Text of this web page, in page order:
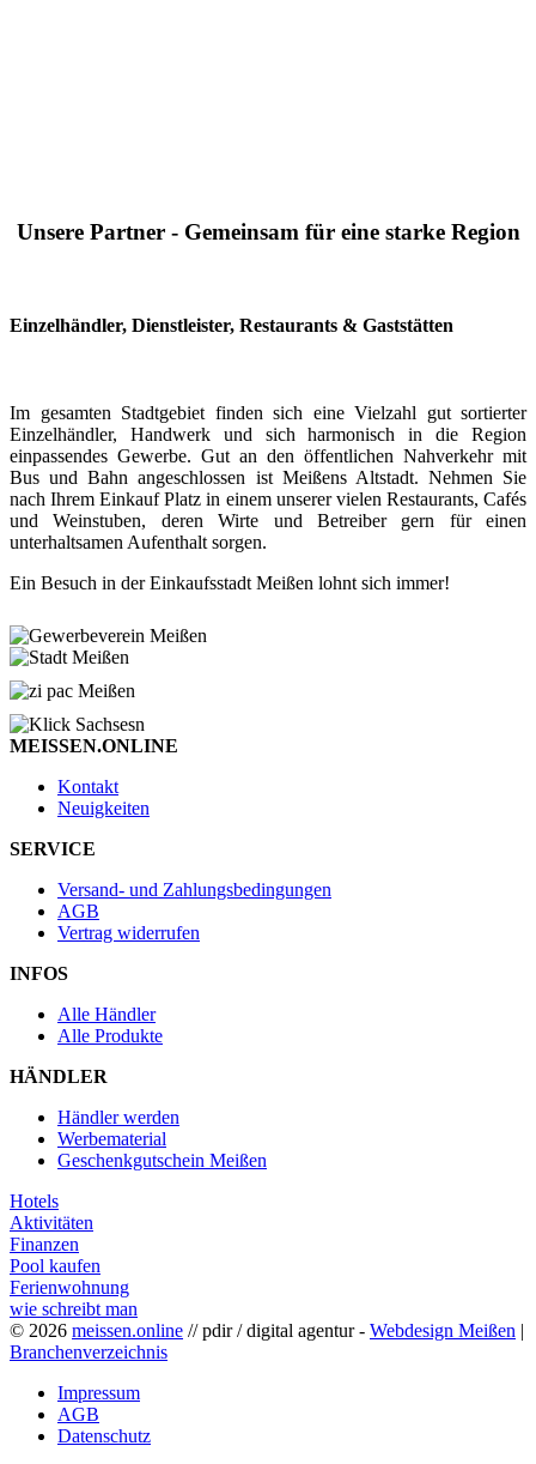
Unsere Partner - Gemeinsam für eine starke Region
Einzelhändler, Dienstleister, Restaurants & Gaststätten
Im gesamten Stadtgebiet finden sich eine Vielzahl gut sortierter
Einzelhändler, Handwerk und sich harmonisch in die Region
einpassendes Gewerbe. Gut an den öffentlichen Nahverkehr mit
Bus und Bahn angeschlossen ist Meißens Altstadt. Nehmen Sie
nach Ihrem Einkauf Platz in einem unserer vielen Restaurants, Cafés
und Weinstuben, deren Wirte und Betreiber gern für einen
unterhaltsamen Aufenthalt sorgen.
Ein Besuch in der Einkaufsstadt Meißen lohnt sich immer!
MEISSEN.ONLINE
Kontakt
Neuigkeiten
SERVICE
Versand- und Zahlungsbedingungen
AGB
Vertrag widerrufen
INFOS
Alle Händler
Alle Produkte
HÄNDLER
Händler werden
Werbematerial
Geschenkgutschein Meißen
Hotels
Aktivitäten
Finanzen
Pool kaufen
Ferienwohnung
wie schreibt man
© 2026 meissen.online // pdir / digital agentur - Webdesign Meißen |
Branchenverzeichnis
Impressum
AGB
Datenschutz